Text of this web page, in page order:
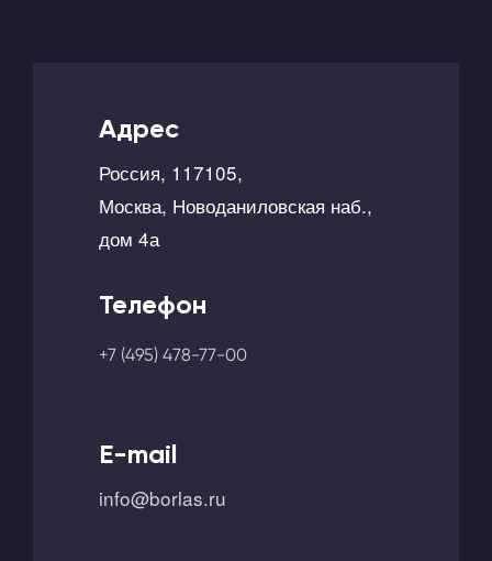
Адрес
Россия, 117105,
Москва, Новоданиловская наб.,
дом 4а
Телефон
+7 (495) 478-77-00
E-mail
info@borlas.ru